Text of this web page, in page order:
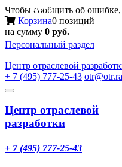
Чтобы сообщить об
Корзина0 позиций
на сумму 0 руб.
Персональный раздел
Центр отраслевой
+ 7 (495) 777-25-43
Toggle
Меню
Центр отраслевой
разработки
+ 7 (495) 777-25-43